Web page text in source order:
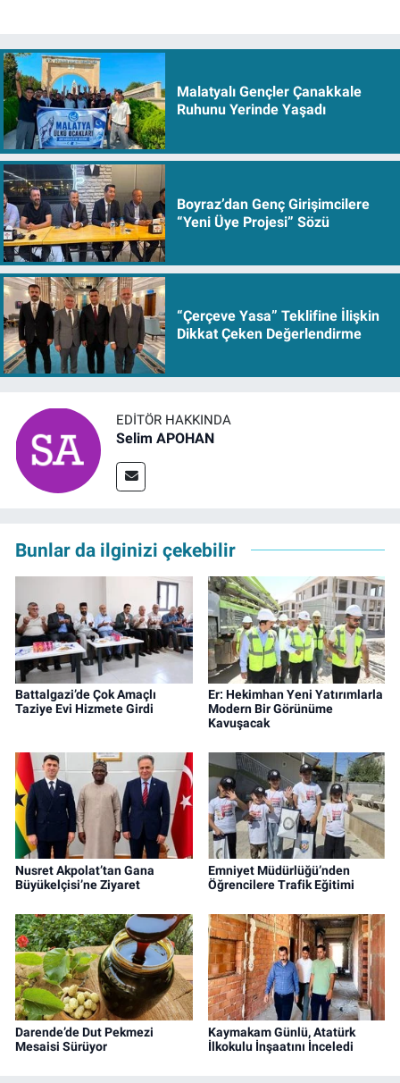
Malatyalı Gençler Çanakkale
Ruhunu Yerinde Yaşadı
Boyraz’dan Genç Girişimcilere
“Yeni Üye Projesi” Sözü
“Çerçeve Yasa” Teklifine İlişkin
Dikkat Çeken Değerlendirme
EDITÖR HAKKINDA
Selim APOHAN
Bunlar da ilginizi çekebilir
Battalgazi’de Çok Amaçlı
Taziye Evi Hizmete Girdi
Er: Hekimhan Yeni Yatırımlarla
Modern Bir Görünüme
Kavuşacak
Nusret Akpolat’tan Gana
Büyükelçisi’ne Ziyaret
Emniyet Müdürlüğü’nden
Öğrencilere Trafik Eğitimi
Darende’de Dut Pekmezi
Mesaisi Sürüyor
Kaymakam Günlü, Atatürk
İlkokulu İnşaatını İnceledi